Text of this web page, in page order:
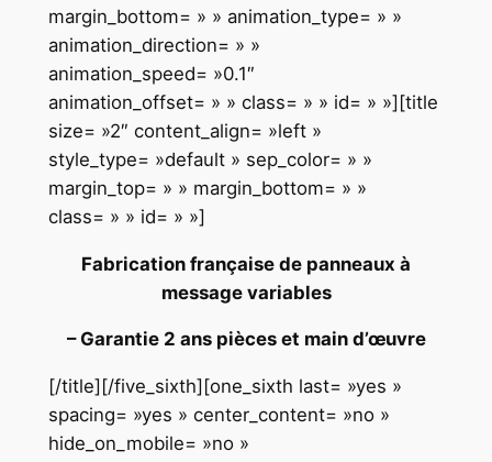
margin_bottom= » » animation_type= » »
animation_direction= » »
animation_speed= »0.1″
animation_offset= » » class= » » id= » »][title
size= »2″ content_align= »left »
style_type= »default » sep_color= » »
margin_top= » » margin_bottom= » »
class= » » id= » »]
Fabrication française de panneaux à
message variables
– Garantie 2 ans pièces et main d’œuvre
[/title][/five_sixth][one_sixth last= »yes »
spacing= »yes » center_content= »no »
hide_on_mobile= »no »